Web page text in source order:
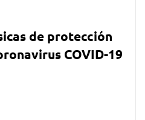
de protección
COVID-19